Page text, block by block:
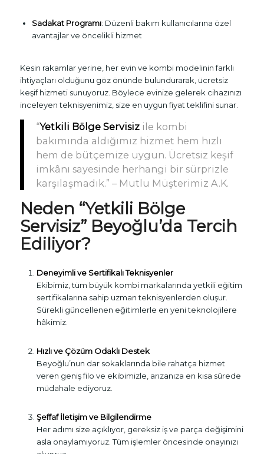
Sadakat Programı: Düzenli bakım kullanıcılarına özel
avantajlar ve öncelikli hizmet
Kesin rakamlar yerine, her evin ve kombi modelinin farklı
ihtiyaçları olduğunu göz önünde bulundurarak, ücretsiz
keşif hizmeti sunuyoruz. Böylece evinize gelerek cihazınızı
inceleyen teknisyenimiz, size en uygun fiyat teklifini sunar.
“Yetkili Bölge Servisizile kombi
bakımında aldığımız hizmet hem hızlı
hem de bütçemize uygun. Ücretsiz keşif
imkânı sayesinde herhangi bir sürprizle
karşılaşmadık.” – Mutlu Müşterimiz A.K.
Neden “Yetkili Bölge
Servisiz” Beyoğlu’da Tercih
Ediliyor?
Deneyimli ve Sertifikalı Teknisyenler
Ekibimiz, tüm büyük kombi markalarında yetkili eğitim
sertifikalarına sahip uzman teknisyenlerden oluşur.
Sürekli güncellenen eğitimlerle en yeni teknolojilere
hâkimiz.
Hızlı ve Çözüm Odaklı Destek
Beyoğlu’nun dar sokaklarında bile rahatça hizmet
veren geniş filo ve ekibimizle, arızanıza en kısa sürede
müdahale ediyoruz.
Şeffaf İletişim ve Bilgilendirme
Her adımı size açıklıyor, gereksiz iş ve parça değişimini
asla onaylamıyoruz. Tüm işlemler öncesinde onayınızı